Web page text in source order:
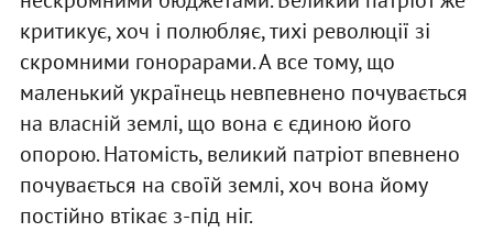
критикує, хоч і полюбляє, тихі революції зі
скромними гонорарами. А все тому, що
маленький українець невпевнено почувається
на власній землі, що вона є єдиною його
опорою. Натомість, великий патріот впевнено
почувається на своїй землі, хоч вона йому
постійно втікає з-під ніг.